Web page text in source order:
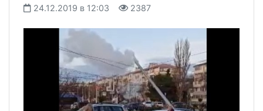
24.12.2019 в 12:03 2387